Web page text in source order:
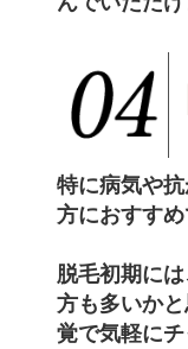
特に病気や
方におすすめ
脱毛初期に
方も多いか
覚で気軽に